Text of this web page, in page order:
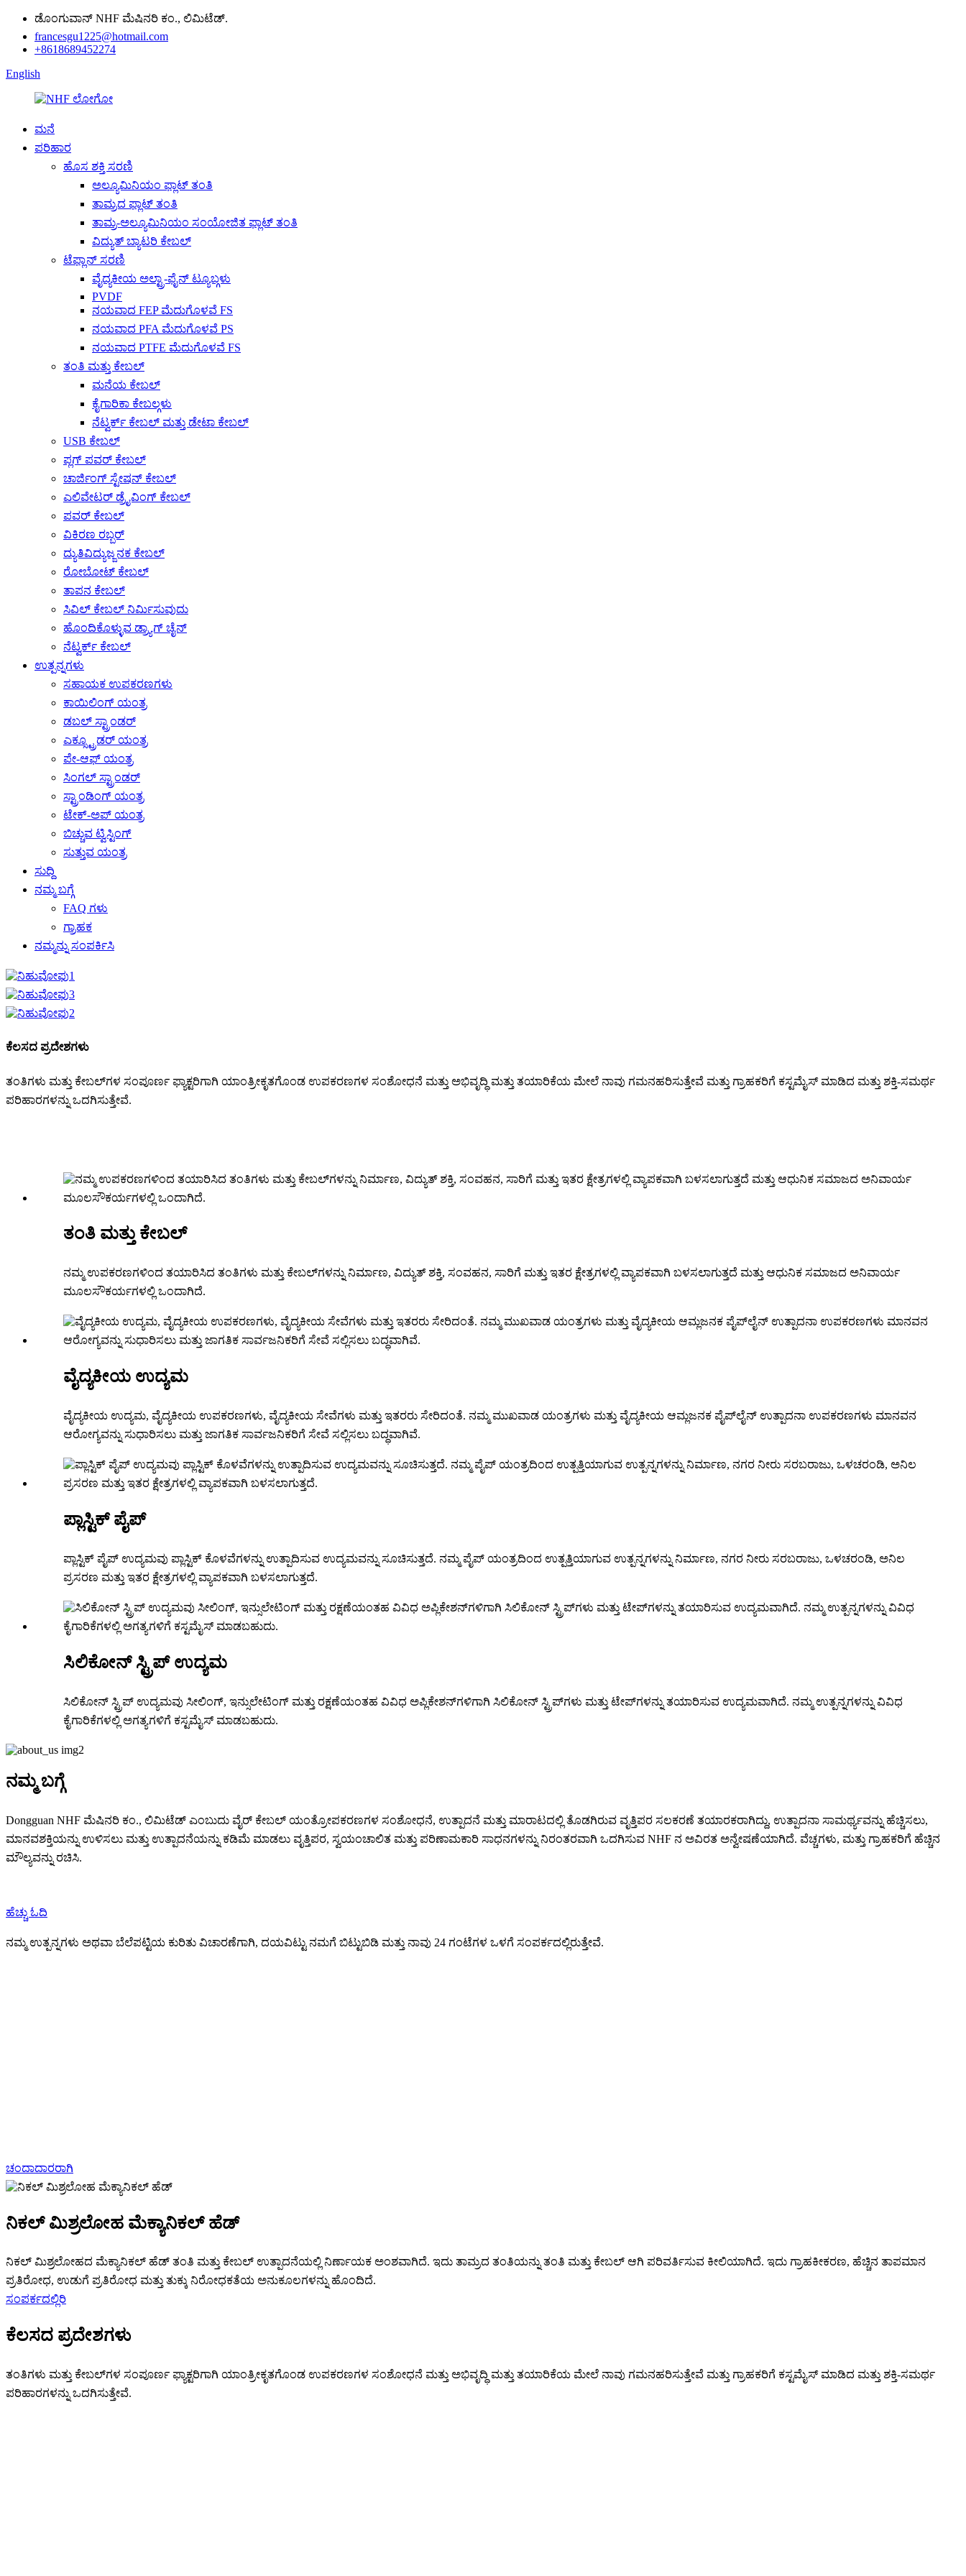
ಡೊಂಗುವಾನ್ NHF ಮೆಷಿನರಿ ಕಂ., ಲಿಮಿಟೆಡ್.
francesgu1225@hotmail.com
+8618689452274
English
ಮನೆ
ಪರಿಹಾರ
ಹೊಸ ಶಕ್ತಿ ಸರಣಿ
ಅಲ್ಯೂಮಿನಿಯಂ ಫ್ಲಾಟ್ ತಂತಿ
ತಾಮ್ರದ ಫ್ಲಾಟ್ ತಂತಿ
ತಾಮ್ರ-ಅಲ್ಯೂಮಿನಿಯಂ ಸಂಯೋಜಿತ ಫ್ಲಾಟ್ ತಂತಿ
ವಿದ್ಯುತ್ ಬ್ಯಾಟರಿ ಕೇಬಲ್
ಟೆಫ್ಲಾನ್ ಸರಣಿ
ವೈದ್ಯಕೀಯ ಅಲ್ಟ್ರಾ-ಫೈನ್ ಟ್ಯೂಬ್ಗಳು
PVDF
ನಯವಾದ FEP ಮೆದುಗೊಳವೆ FS
ನಯವಾದ PFA ಮೆದುಗೊಳವೆ PS
ನಯವಾದ PTFE ಮೆದುಗೊಳವೆ FS
ತಂತಿ ಮತ್ತು ಕೇಬಲ್
ಮನೆಯ ಕೇಬಲ್
ಕೈಗಾರಿಕಾ ಕೇಬಲ್ಗಳು
ನೆಟ್ವರ್ಕ್ ಕೇಬಲ್ ಮತ್ತು ಡೇಟಾ ಕೇಬಲ್
USB ಕೇಬಲ್
ಪ್ಲಗ್ ಪವರ್ ಕೇಬಲ್
ಚಾರ್ಜಿಂಗ್ ಸ್ಟೇಷನ್ ಕೇಬಲ್
ಎಲಿವೇಟರ್ ಡ್ರೈವಿಂಗ್ ಕೇಬಲ್
ಪವರ್ ಕೇಬಲ್
ವಿಕಿರಣ ರಬ್ಬರ್
ದ್ಯುತಿವಿದ್ಯುಜ್ಜನಕ ಕೇಬಲ್
ರೋಬೋಟ್ ಕೇಬಲ್
ತಾಪನ ಕೇಬಲ್
ಸಿವಿಲ್ ಕೇಬಲ್ ನಿರ್ಮಿಸುವುದು
ಹೊಂದಿಕೊಳ್ಳುವ ಡ್ರ್ಯಾಗ್ ಚೈನ್
ನೆಟ್ವರ್ಕ್ ಕೇಬಲ್
ಉತ್ಪನ್ನಗಳು
ಸಹಾಯಕ ಉಪಕರಣಗಳು
ಕಾಯಿಲಿಂಗ್ ಯಂತ್ರ
ಡಬಲ್ ಸ್ಟ್ರಾಂಡರ್
ಎಕ್ಸ್ಟ್ರೂಡರ್ ಯಂತ್ರ
ಪೇ-ಆಫ್ ಯಂತ್ರ
ಸಿಂಗಲ್ ಸ್ಟ್ರಾಂಡರ್
ಸ್ಟ್ರಾಂಡಿಂಗ್ ಯಂತ್ರ
ಟೇಕ್-ಅಪ್ ಯಂತ್ರ
ಬಿಚ್ಚುವ ಟ್ವಿಸ್ಟಿಂಗ್
ಸುತ್ತುವ ಯಂತ್ರ
ಸುದ್ದಿ
ನಮ್ಮ ಬಗ್ಗೆ
FAQ ಗಳು
ಗ್ರಾಹಕ
ನಮ್ಮನ್ನು ಸಂಪರ್ಕಿಸಿ
ಕೆಲಸದ ಪ್ರದೇಶಗಳು
ತಂತಿಗಳು ಮತ್ತು ಕೇಬಲ್‌ಗಳ ಸಂಪೂರ್ಣ ಫ್ಯಾಕ್ಟರಿಗಾಗಿ ಯಾಂತ್ರೀಕೃತಗೊಂಡ ಉಪಕರಣಗಳ ಸಂಶೋಧನೆ ಮತ್ತು ಅಭಿವೃದ್ಧಿ ಮತ್ತು ತಯಾರಿಕೆಯ ಮೇಲೆ ನಾವು ಗಮನಹರಿಸುತ್ತೇವೆ ಮತ್ತು ಗ್ರಾಹಕರಿಗೆ ಕಸ್ಟಮೈಸ್ ಮಾಡಿದ ಮತ್ತು ಶಕ್ತಿ-ಸಮರ್ಥ
ಪರಿಹಾರಗಳನ್ನು ಒದಗಿಸುತ್ತೇವೆ.
ತಂತಿ ಮತ್ತು ಕೇಬಲ್
ನಮ್ಮ ಉಪಕರಣಗಳಿಂದ ತಯಾರಿಸಿದ ತಂತಿಗಳು ಮತ್ತು ಕೇಬಲ್‌ಗಳನ್ನು ನಿರ್ಮಾಣ, ವಿದ್ಯುತ್ ಶಕ್ತಿ, ಸಂವಹನ, ಸಾರಿಗೆ ಮತ್ತು ಇತರ ಕ್ಷೇತ್ರಗಳಲ್ಲಿ ವ್ಯಾಪಕವಾಗಿ ಬಳಸಲಾಗುತ್ತದೆ ಮತ್ತು ಆಧುನಿಕ ಸಮಾಜದ ಅನಿವಾರ್ಯ
ಮೂಲಸೌಕರ್ಯಗಳಲ್ಲಿ ಒಂದಾಗಿದೆ.
ವೈದ್ಯಕೀಯ ಉದ್ಯಮ
ವೈದ್ಯಕೀಯ ಉದ್ಯಮ, ವೈದ್ಯಕೀಯ ಉಪಕರಣಗಳು, ವೈದ್ಯಕೀಯ ಸೇವೆಗಳು ಮತ್ತು ಇತರರು ಸೇರಿದಂತೆ. ನಮ್ಮ ಮುಖವಾಡ ಯಂತ್ರಗಳು ಮತ್ತು ವೈದ್ಯಕೀಯ ಆಮ್ಲಜನಕ ಪೈಪ್‌ಲೈನ್ ಉತ್ಪಾದನಾ ಉಪಕರಣಗಳು ಮಾನವನ
ಆರೋಗ್ಯವನ್ನು ಸುಧಾರಿಸಲು ಮತ್ತು ಜಾಗತಿಕ ಸಾರ್ವಜನಿಕರಿಗೆ ಸೇವೆ ಸಲ್ಲಿಸಲು ಬದ್ಧವಾಗಿವೆ.
ಪ್ಲಾಸ್ಟಿಕ್ ಪೈಪ್
ಪ್ಲಾಸ್ಟಿಕ್ ಪೈಪ್ ಉದ್ಯಮವು ಪ್ಲಾಸ್ಟಿಕ್ ಕೊಳವೆಗಳನ್ನು ಉತ್ಪಾದಿಸುವ ಉದ್ಯಮವನ್ನು ಸೂಚಿಸುತ್ತದೆ. ನಮ್ಮ ಪೈಪ್ ಯಂತ್ರದಿಂದ ಉತ್ಪತ್ತಿಯಾಗುವ ಉತ್ಪನ್ನಗಳನ್ನು ನಿರ್ಮಾಣ, ನಗರ ನೀರು ಸರಬರಾಜು, ಒಳಚರಂಡಿ, ಅನಿಲ
ಪ್ರಸರಣ ಮತ್ತು ಇತರ ಕ್ಷೇತ್ರಗಳಲ್ಲಿ ವ್ಯಾಪಕವಾಗಿ ಬಳಸಲಾಗುತ್ತದೆ.
ಸಿಲಿಕೋನ್ ಸ್ಟ್ರಿಪ್ ಉದ್ಯಮ
ಸಿಲಿಕೋನ್ ಸ್ಟ್ರಿಪ್ ಉದ್ಯಮವು ಸೀಲಿಂಗ್, ಇನ್ಸುಲೇಟಿಂಗ್ ಮತ್ತು ರಕ್ಷಣೆಯಂತಹ ವಿವಿಧ ಅಪ್ಲಿಕೇಶನ್‌ಗಳಿಗಾಗಿ ಸಿಲಿಕೋನ್ ಸ್ಟ್ರಿಪ್‌ಗಳು ಮತ್ತು ಟೇಪ್‌ಗಳನ್ನು ತಯಾರಿಸುವ ಉದ್ಯಮವಾಗಿದೆ. ನಮ್ಮ ಉತ್ಪನ್ನಗಳನ್ನು ವಿವಿಧ
ಕೈಗಾರಿಕೆಗಳಲ್ಲಿ ಅಗತ್ಯಗಳಿಗೆ ಕಸ್ಟಮೈಸ್ ಮಾಡಬಹುದು.
ನಮ್ಮ ಬಗ್ಗೆ
Dongguan NHF ಮೆಷಿನರಿ ಕಂ., ಲಿಮಿಟೆಡ್ ಎಂಬುದು ವೈರ್ ಕೇಬಲ್ ಯಂತ್ರೋಪಕರಣಗಳ ಸಂಶೋಧನೆ, ಉತ್ಪಾದನೆ ಮತ್ತು ಮಾರಾಟದಲ್ಲಿ ತೊಡಗಿರುವ ವೃತ್ತಿಪರ ಸಲಕರಣೆ ತಯಾರಕರಾಗಿದ್ದು, ಉತ್ಪಾದನಾ ಸಾಮರ್ಥ್ಯವನ್ನು ಹೆಚ್ಚಿಸಲು,
ಮಾನವಶಕ್ತಿಯನ್ನು ಉಳಿಸಲು ಮತ್ತು ಉತ್ಪಾದನೆಯನ್ನು ಕಡಿಮೆ ಮಾಡಲು ವೃತ್ತಿಪರ, ಸ್ವಯಂಚಾಲಿತ ಮತ್ತು ಪರಿಣಾಮಕಾರಿ ಸಾಧನಗಳನ್ನು ನಿರಂತರವಾಗಿ ಒದಗಿಸುವ NHF ನ ಅವಿರತ ಅನ್ವೇಷಣೆಯಾಗಿದೆ. ವೆಚ್ಚಗಳು, ಮತ್ತು ಗ್ರಾಹಕರಿಗೆ ಹೆಚ್ಚಿನ
ಮೌಲ್ಯವನ್ನು ರಚಿಸಿ.
ಹೆಚ್ಚು ಓದಿ
ನಮ್ಮ ಉತ್ಪನ್ನಗಳು ಅಥವಾ ಬೆಲೆಪಟ್ಟಿಯ ಕುರಿತು ವಿಚಾರಣೆಗಾಗಿ, ದಯವಿಟ್ಟು ನಮಗೆ ಬಿಟ್ಟುಬಿಡಿ ಮತ್ತು ನಾವು 24 ಗಂಟೆಗಳ ಒಳಗೆ ಸಂಪರ್ಕದಲ್ಲಿರುತ್ತೇವೆ.
ಚಂದಾದಾರರಾಗಿ
ನಿಕಲ್ ಮಿಶ್ರಲೋಹ ಮೆಕ್ಯಾನಿಕಲ್ ಹೆಡ್
ನಿಕಲ್ ಮಿಶ್ರಲೋಹದ ಮೆಕ್ಯಾನಿಕಲ್ ಹೆಡ್ ತಂತಿ ಮತ್ತು ಕೇಬಲ್ ಉತ್ಪಾದನೆಯಲ್ಲಿ ನಿರ್ಣಾಯಕ ಅಂಶವಾಗಿದೆ. ಇದು ತಾಮ್ರದ ತಂತಿಯನ್ನು ತಂತಿ ಮತ್ತು ಕೇಬಲ್ ಆಗಿ ಪರಿವರ್ತಿಸುವ ಕೀಲಿಯಾಗಿದೆ. ಇದು ಗ್ರಾಹಕೀಕರಣ, ಹೆಚ್ಚಿನ ತಾಪಮಾನ
ಪ್ರತಿರೋಧ, ಉಡುಗೆ ಪ್ರತಿರೋಧ ಮತ್ತು ತುಕ್ಕು ನಿರೋಧಕತೆಯ ಅನುಕೂಲಗಳನ್ನು ಹೊಂದಿದೆ.
ಸಂಪರ್ಕದಲ್ಲಿರಿ
ಕೆಲಸದ ಪ್ರದೇಶಗಳು
ತಂತಿಗಳು ಮತ್ತು ಕೇಬಲ್‌ಗಳ ಸಂಪೂರ್ಣ ಫ್ಯಾಕ್ಟರಿಗಾಗಿ ಯಾಂತ್ರೀಕೃತಗೊಂಡ ಉಪಕರಣಗಳ ಸಂಶೋಧನೆ ಮತ್ತು ಅಭಿವೃದ್ಧಿ ಮತ್ತು ತಯಾರಿಕೆಯ ಮೇಲೆ ನಾವು ಗಮನಹರಿಸುತ್ತೇವೆ ಮತ್ತು ಗ್ರಾಹಕರಿಗೆ ಕಸ್ಟಮೈಸ್ ಮಾಡಿದ ಮತ್ತು ಶಕ್ತಿ-ಸಮರ್ಥ
ಪರಿಹಾರಗಳನ್ನು ಒದಗಿಸುತ್ತೇವೆ.